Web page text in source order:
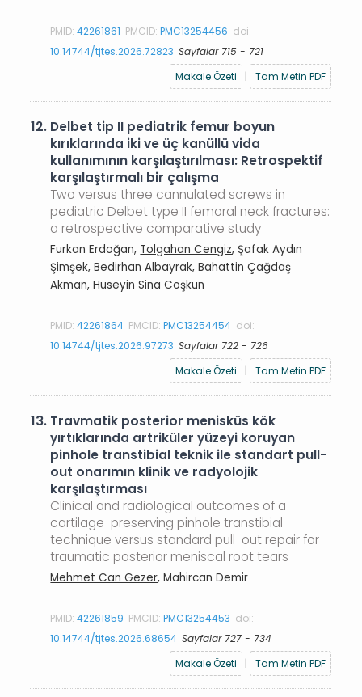
PMID:42261861 PMCID:PMC13254456 doi:
10.14744/tjtes.2026.72823 Sayfalar 715 - 721
Makale Özeti
| Tam Metin PDF
12. Delbet tip II pediatrik femur boyun
kırıklarında iki ve üç kanüllü vida
kullanımının karşılaştırılması: Retrospektif
karşılaştırmalı bir çalışma
Two versus three cannulated screws in
pediatric Delbet type II femoral neck fractures:
a retrospective comparative study
Furkan Erdoğan, Tolgahan Cengiz, Şafak Aydın
Şimşek, Bedirhan Albayrak, Bahattin Çağdaş
Akman, Huseyin Sina Coşkun
PMID:42261864 PMCID:PMC13254454 doi:
10.14744/tjtes.2026.97273 Sayfalar 722 - 726
Makale Özeti
| Tam Metin PDF
13. Travmatik posterior menisküs kök
yırtıklarında artriküler yüzeyi koruyan
pinhole transtibial teknik ile standart pull-
out onarımın klinik ve radyolojik
karşılaştırması
Clinical and radiological outcomes of a
cartilage-preserving pinhole transtibial
technique versus standard pull-out repair for
traumatic posterior meniscal root tears
Mehmet Can Gezer, Mahircan Demir
PMID:42261859 PMCID:PMC13254453 doi:
10.14744/tjtes.2026.68654 Sayfalar 727 - 734
Makale Özeti
| Tam Metin PDF